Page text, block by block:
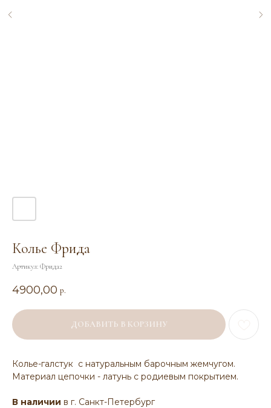
Колье Фрида
Артикул: Фрида2
4900,00 р.
ДОБАВИТЬ В КОРЗИНУ
Колье-галстук с натуральным барочным жемчугом.
Материал цепочки - латунь с родиевым покрытием.
В наличии в г. Санкт-Петербург